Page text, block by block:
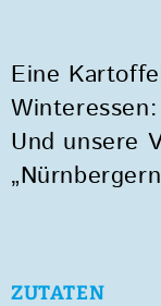
Eine
Und unsere
ZUTATEN